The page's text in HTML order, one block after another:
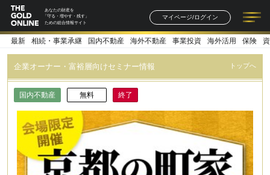
あなたの財産を
「守る・増やす・残す」
ための総合情報サイト
マイページ/ログイン
記事一覧 連載一覧
著者一覧 書籍一覧
最新 相続・事業承継 国内不動産 海外不動産 事業投資 海外活用 保険
企業オーナー・富裕層向けセミナー情報 トップへ
国内不動産 無料 終了